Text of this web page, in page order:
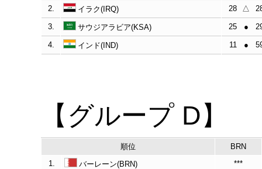
2. イラク(IRQ) 28 △
3. サウジアラビア(KSA) 25 ●
4. インド(IND) 11 ●
【グループ D】
順位
BRN
1.
バーレーン(BRN) ***